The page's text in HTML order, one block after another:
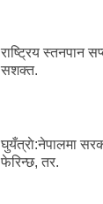
राष्ट्रिय स्तनपान
सशक्त.
घुयँत्राे:नेपालमा
फेरिन्छ, तर.